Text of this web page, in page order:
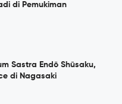
di Pemukiman
Sastra Endō Shūsaku,
di Nagasaki